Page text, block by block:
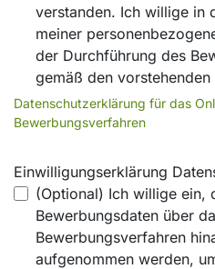
verstanden. Ich willige in
meiner
der Durchführung des
gemäß den
Datenschutzerklärung für das
Bewerbungsverfahren
Einwilligungserklärung
(Optional) Ich willige ein,
Bewerbungsdaten über
Bewerbungsverfahren
aufgenommen werden,